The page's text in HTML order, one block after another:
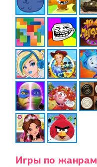
Игры по жанрам